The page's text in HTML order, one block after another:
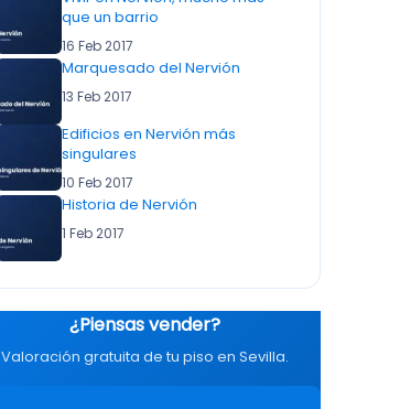
que un barrio
16 Feb 2017
Marquesado del Nervión
13 Feb 2017
Edificios en Nervión más
singulares
10 Feb 2017
Historia de Nervión
1 Feb 2017
¿Piensas vender?
Valoración gratuita de tu piso en Sevilla.